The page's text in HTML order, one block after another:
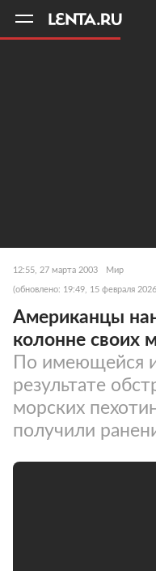
12:55, 27 марта 2003 Мир
(обновлено: 19:49, 15 февраля
Американцы
колонне своих
По имеющейся
результате
морских
получили